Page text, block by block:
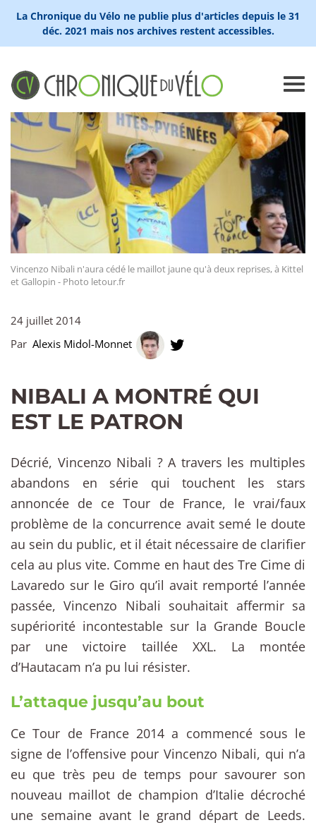
La Chronique du Vélo ne publie plus d'articles depuis le 31
déc. 2021 mais nos archives restent accessibles.
Vincenzo Nibali n'aura cédé le maillot jaune qu'à deux reprises, à Kittel
et Gallopin - Photo letour.fr
24 juillet 2014
Par Alexis Midol-Monnet
NIBALI A MONTRÉ QUI
EST LE PATRON
Décrié, Vincenzo Nibali ? A travers les multiples
abandons en série qui touchent les stars
annoncée de ce Tour de France, le vrai/faux
problème de la concurrence avait semé le doute
au sein du public, et il était nécessaire de clarifier
cela au plus vite. Comme en haut des Tre Cime di
Lavaredo sur le Giro qu’il avait remporté l’année
passée, Vincenzo Nibali souhaitait affermir sa
supériorité incontestable sur la Grande Boucle
par une victoire taillée XXL. La montée
d’Hautacam n’a pu lui résister.
L’attaque jusqu’au bout
Ce Tour de France 2014 a commencé sous le
signe de l’offensive pour Vincenzo Nibali, qui n’a
eu que très peu de temps pour savourer son
nouveau maillot de champion d’Italie décroché
une semaine avant le grand départ de Leeds.